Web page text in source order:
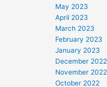
May 2023
April 2023
March 2023
February 2023
January 2023
December 2022
November 2022
October 2022